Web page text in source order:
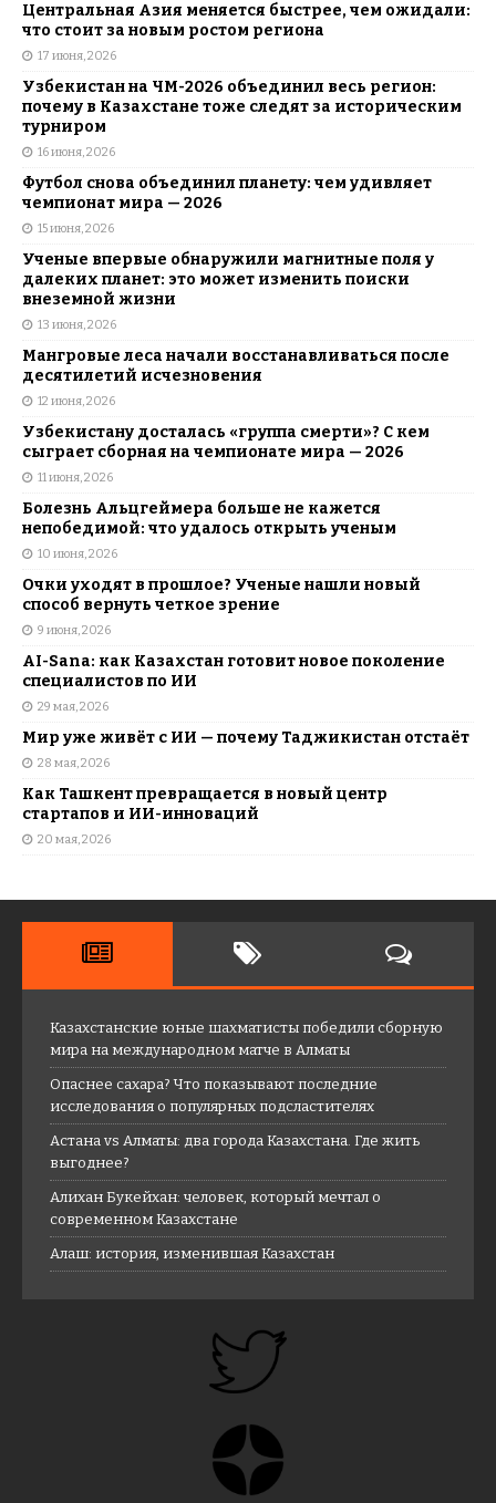
Центральная Азия меняется быстрее, чем ожидали:
что стоит за новым ростом региона
17 июня, 2026
Узбекистан на ЧМ-2026 объединил весь регион:
почему в Казахстане тоже следят за историческим
турниром
16 июня, 2026
Футбол снова объединил планету: чем удивляет
чемпионат мира — 2026
15 июня, 2026
Ученые впервые обнаружили магнитные поля у
далеких планет: это может изменить поиски
внеземной жизни
13 июня, 2026
Мангровые леса начали восстанавливаться после
десятилетий исчезновения
12 июня, 2026
Узбекистану досталась «группа смерти»? С кем
сыграет сборная на чемпионате мира — 2026
11 июня, 2026
Болезнь Альцгеймера больше не кажется
непобедимой: что удалось открыть ученым
10 июня, 2026
Очки уходят в прошлое? Ученые нашли новый
способ вернуть четкое зрение
9 июня, 2026
AI-Sana: как Казахстан готовит новое поколение
специалистов по ИИ
29 мая, 2026
Мир уже живёт с ИИ — почему Таджикистан отстаёт
28 мая, 2026
Как Ташкент превращается в новый центр
стартапов и ИИ-инноваций
20 мая, 2026
Казахстанские юные шахматисты победили сборную
мира на международном матче в Алматы
Опаснее сахара? Что показывают последние
исследования о популярных подсластителях
Астана vs Алматы: два города Казахстана. Где жить
выгоднее?
Алихан Букейхан: человек, который мечтал о
современном Казахстане
Алаш: история, изменившая Казахстан